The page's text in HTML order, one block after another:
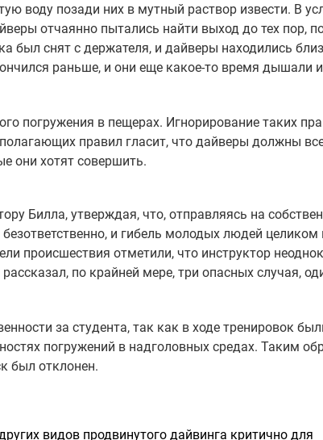
воду позади них в мутный раствор извести. В
отчаянно пытались найти выход до тех пор,
был снят с держателя, и дайверы находились
раньше, и они еще какое-то время дышали
погружения в пещерах. Игнорирование таких
правил гласит, что дайверы должны
они хотят совершить.
Билла, утверждая, что, отправляясь на
и гибель молодых людей целиком
происшествия отметили, что инструктор
по крайней мере, три опасных случая,
за студента, так как в ходе тренировок
погружений в надголовных средах. Таким
был отклонен.
видов продвинутого дайвинга критично для